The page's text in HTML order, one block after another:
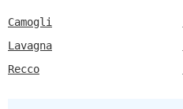
Camogli
Lavagna
Recco